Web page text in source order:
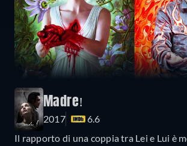
Madre!
2017
6.6
Il rapporto di una coppia tra Lei e Lui è